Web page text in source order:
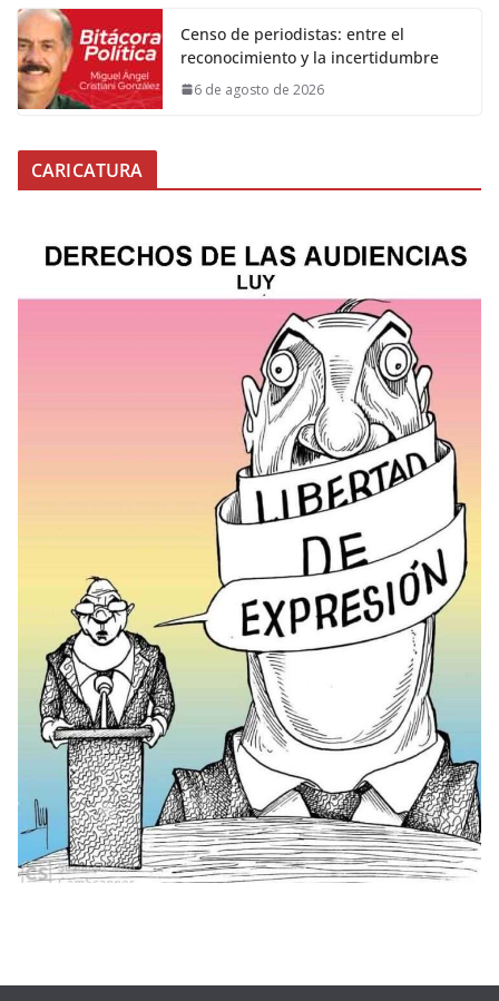
Censo de periodistas: entre el
reconocimiento y la incertidumbre
6 de agosto de 2026
CARICATURA